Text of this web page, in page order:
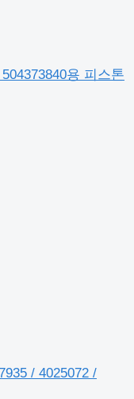
용 피스톤
/ 4025072 /